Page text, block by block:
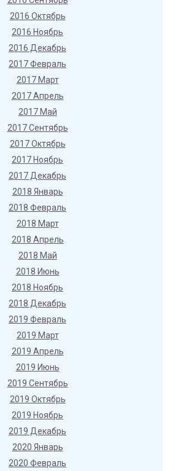
2016 Октябрь
2016 Ноябрь
2016 Декабрь
2017 Февраль
2017 Март
2017 Апрель
2017 Май
2017 Сентябрь
2017 Октябрь
2017 Ноябрь
2017 Декабрь
2018 Январь
2018 Февраль
2018 Март
2018 Апрель
2018 Май
2018 Июнь
2018 Ноябрь
2018 Декабрь
2019 Февраль
2019 Март
2019 Апрель
2019 Июнь
2019 Сентябрь
2019 Октябрь
2019 Ноябрь
2019 Декабрь
2020 Январь
2020 Февраль